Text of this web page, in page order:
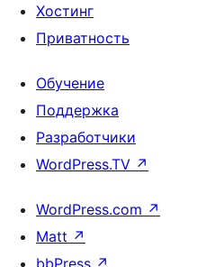
Хостинг
Приватность
Обучение
Поддержка
Разработчики
WordPress.TV ↗
WordPress.com ↗
Matt ↗
bbPress ↗